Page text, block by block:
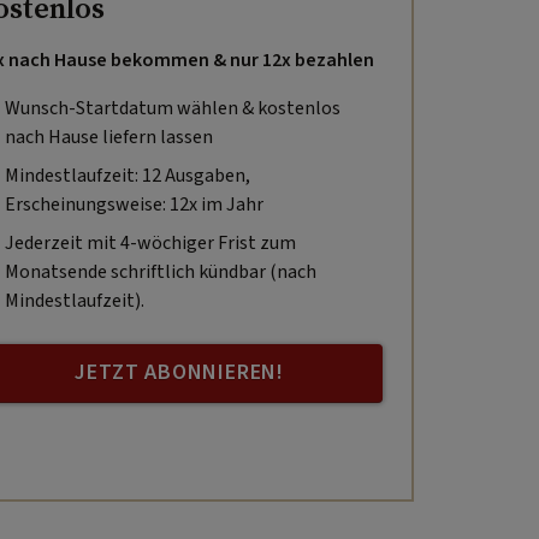
nach Hause bekommen & nur 12x bezahlen
Wunsch-Startdatum wählen & kostenlos
nach Hause liefern lassen
Mindestlaufzeit: 12 Ausgaben,
Erscheinungsweise: 12x im Jahr
Jederzeit mit 4-wöchiger Frist zum
Monatsende schriftlich kündbar (nach
Mindestlaufzeit).
JETZT ABONNIEREN!